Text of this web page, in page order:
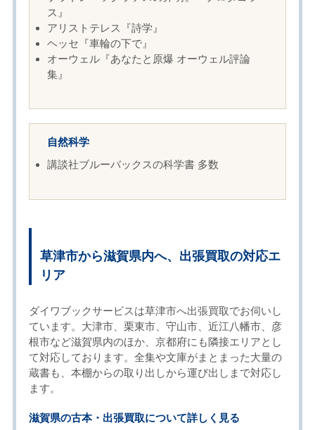
ス』
アリストテレス『詩学』
ヘッセ『車輪の下で』
オーウェル『あなたと原爆 オーウェル評論
集』
自然科学
講談社ブルーバックスの科学書 多数
草津市から滋賀県内へ、出張買取の対応エ
リア
ダイワブックサービスは草津市へ出張買取でお伺いし
ています。大津市、栗東市、守山市、近江八幡市、彦
根市など滋賀県内のほか、京都府にも隣接エリアとし
て対応しております。全集や文庫がまとまった大量の
蔵書も、本棚からの取り出しから運び出しまで対応し
ます。
滋賀県の古本・出張買取について詳しく見る